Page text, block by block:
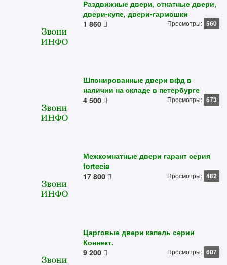
Раздвижные двери, откатные двери,
двери-купе, двери-гармошки
1 860
Просмотры: 560
Шпонированные двери вфд в
наличии на складе в петербурге
4 500
Просмотры: 673
Межкомнатные двери гарант серия
fortecia
17 800
Просмотры: 482
Царговые двери капель серии
Коннект.
9 200
Просмотры: 607